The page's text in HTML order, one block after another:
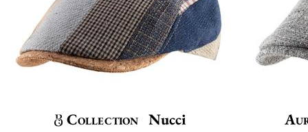
Collection Nucci